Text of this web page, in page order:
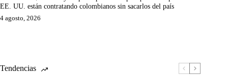
EE. UU. están contratando colombianos sin sacarlos del país
4 agosto, 2026
Tendencias